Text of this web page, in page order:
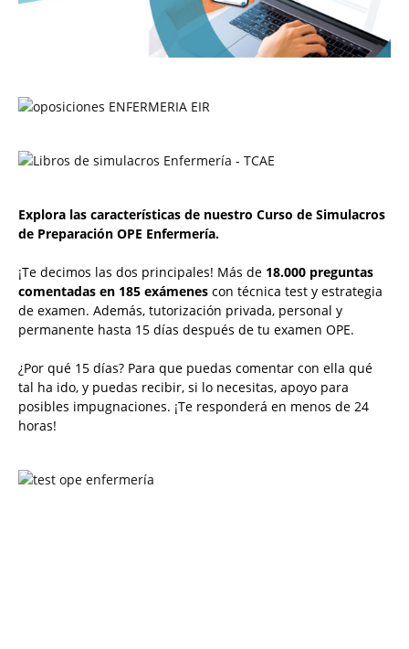
Explora las características de nuestro Curso de Simulacros
de Preparación OPE Enfermería.
¡Te decimos las dos principales! Más de 18.000 preguntas
comentadas en 185 exámenes con técnica test y estrategia
de examen. Además, tutorización privada, personal y
permanente hasta 15 días después de tu examen OPE.
¿Por qué 15 días? Para que puedas comentar con ella qué
tal ha ido, y puedas recibir, si lo necesitas, apoyo para
posibles impugnaciones. ¡Te responderá en menos de 24
horas!